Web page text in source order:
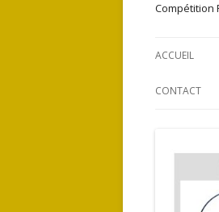
Compétition
ACCUEIL
CONTACT